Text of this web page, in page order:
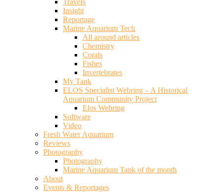
Travels
Insight
Reportage
Marine Aquarium Tech
All around articles
Chemistry
Corals
Fishes
Invertebrates
My Tank
ELOS Specialist Webring – A Historical
Aquarium Community Project
Elos Webring
Software
Video
Fresh Water Aquarium
Reviews
Photography
Photography
Marine Aquarium Tank of the month
About
Events & Reportages